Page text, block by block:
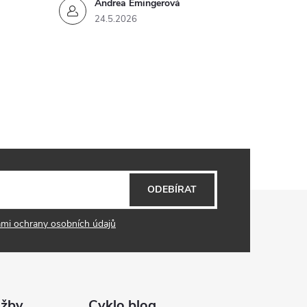
Andrea Emingerová
24.5.2026
ochrany osobních údajů
ODEBÍRAT